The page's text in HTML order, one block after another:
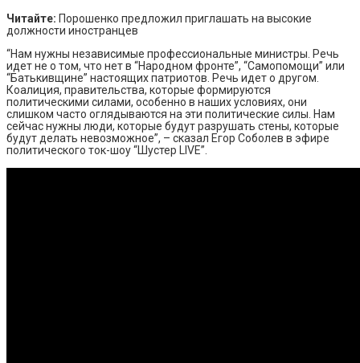
Читайте: Порошенко предложил приглашать на высокие
должности иностранцев
“Нам нужны независимые профессиональные министры. Речь
идет не о том, что нет в “Народном фронте”, “Самопомощи” или
“Батькивщине” настоящих патриотов. Речь идет о другом.
Коалиция, правительства, которые формируются
политическими силами, особенно в наших условиях, они
слишком часто оглядываются на эти политические силы. Нам
сейчас нужны люди, которые будут разрушать стены, которые
будут делать невозможное”, – сказал Егор Соболев в эфире
политического ток-шоу “Шустер LIVE”.